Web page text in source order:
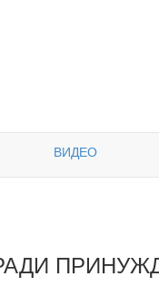
ВИДЕО